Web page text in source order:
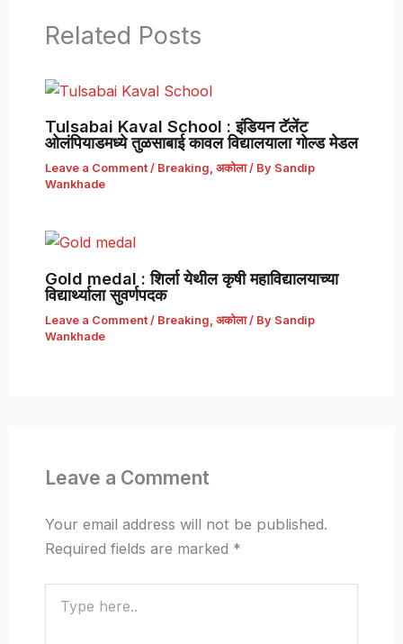
Related Posts
Tulsabai Kaval School : इंडियन टॅलेंट
ओलंपियाडमध्ये तुळसाबाई कावल विद्यालयाला गोल्ड मेडल
Leave a Comment / Breaking अकोला/ By Sandip
Wankhade
Gold medal : शिर्ला येथील कृषी महाविद्यालयाच्या
विद्यार्थ्याला सुवर्णपदक
Leave a Comment / Breaking अकोला/ By Sandip
Wankhade
Leave a Comment
Your email address will not be published.
Required fields are marked *
here..